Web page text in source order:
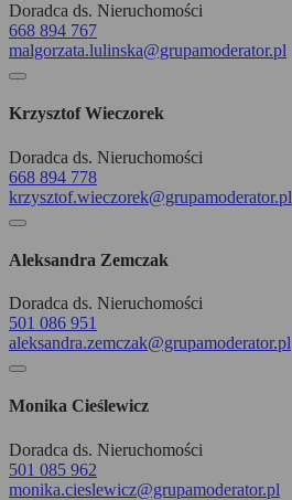
Doradca ds. Nieruchomości
668 894 767
malgorzata.lulinska@grupamoderator.pl
Krzysztof Wieczorek
Doradca ds. Nieruchomości
668 894 778
krzysztof.wieczorek@grupamoderator.pl
Aleksandra Zemczak
Doradca ds. Nieruchomości
501 086 951
aleksandra.zemczak@grupamoderator.pl
Monika Cieślewicz
Doradca ds. Nieruchomości
501 085 962
monika.cieslewicz@grupamoderator.pl